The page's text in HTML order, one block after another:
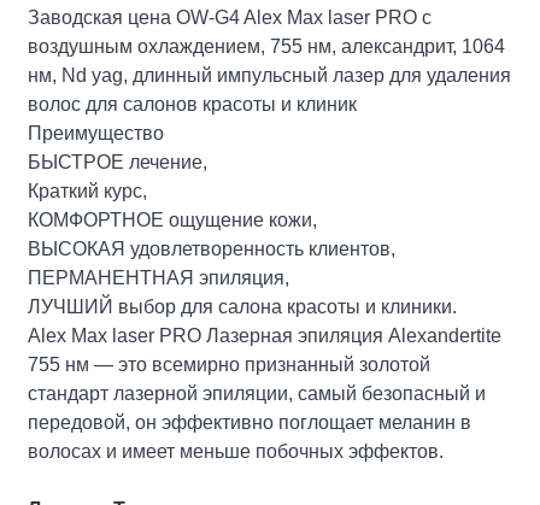
Заводская цена OW-G4 Alex Max laser PRO с
воздушным охлаждением, 755 нм, александрит, 1064
нм, Nd yag, длинный импульсный лазер для удаления
волос для салонов красоты и клиник
Преимущество
БЫСТРОЕ лечение,
Краткий курс,
КОМФОРТНОЕ ощущение кожи,
ВЫСОКАЯ удовлетворенность клиентов,
ПЕРМАНЕНТНАЯ эпиляция,
ЛУЧШИЙ выбор для салона красоты и клиники.
Alex Max laser PRO Лазерная эпиляция Alexandertite
755 нм — это всемирно признанный золотой
стандарт лазерной эпиляции, самый безопасный и
передовой, он эффективно поглощает меланин в
волосах и имеет меньше побочных эффектов.